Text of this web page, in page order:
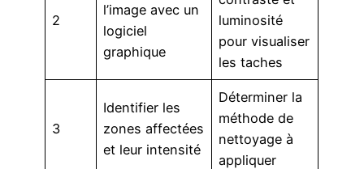
2
l’image avec un
logiciel
graphique
luminosité
pour visualiser
les taches
3
Identifier les
zones affectées
et leur intensité
Déterminer la
méthode de
nettoyage à
appliquer